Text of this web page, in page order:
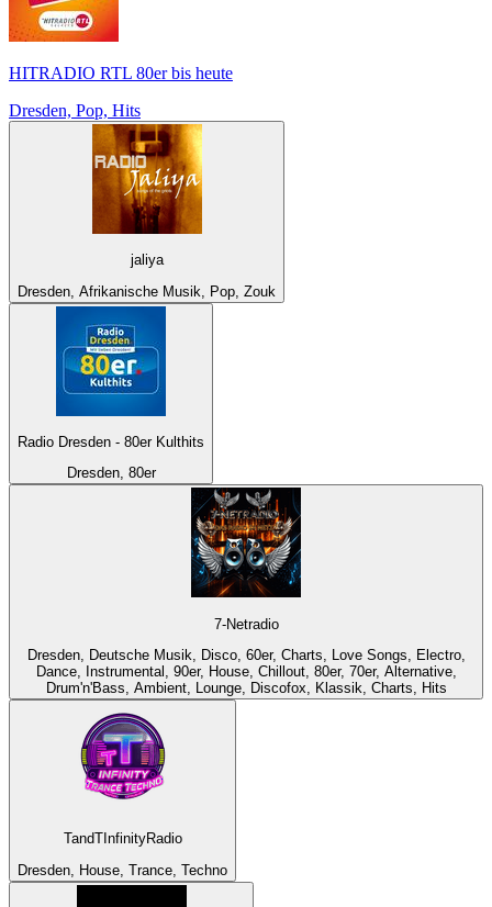
HITRADIO RTL 80er bis heute
Dresden, Pop, Hits
jaliya
Dresden, Afrikanische Musik, Pop, Zouk
Radio Dresden - 80er Kulthits
Dresden, 80er
7-Netradio
Dresden, Deutsche Musik, Disco, 60er, Charts, Love Songs, Electro,
Dance, Instrumental, 90er, House, Chillout, 80er, 70er, Alternative,
Drum'n'Bass, Ambient, Lounge, Discofox, Klassik, Charts, Hits
TandTInfinityRadio
Dresden, House, Trance, Techno